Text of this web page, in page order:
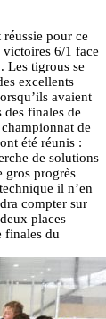
pour ce
victoires 6/1 face
Les tigrous se
excellents
avaient
finales de
de
été réunis :
de solutions
gros progrès
il n’en
compter sur
places
finales du